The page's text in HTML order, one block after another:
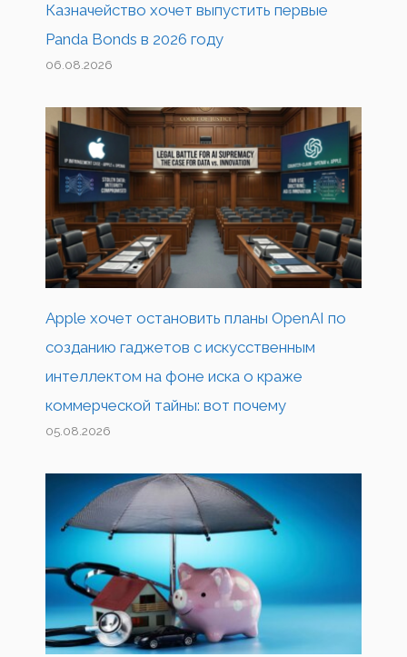
Казначейство хочет выпустить первые
Panda Bonds в 2026 году
06.08.2026
Apple хочет остановить планы OpenAI по
созданию гаджетов с искусственным
интеллектом на фоне иска о краже
коммерческой тайны: вот почему
05.08.2026